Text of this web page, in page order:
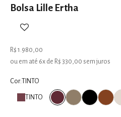
Bolsa Lille Ertha
Preço promocional
R$ 1.980,00
ou em até 6x de R$ 330,00 sem juros
Cor: TINTO
TINTO TINTOOLIVAPRETOCARAMEL